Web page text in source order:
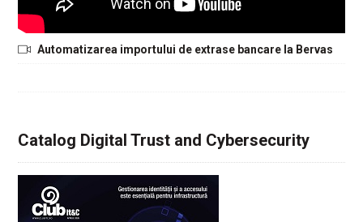
Automatizarea importului de extrase bancare la Bervas
Catalog Digital Trust and Cybersecurity